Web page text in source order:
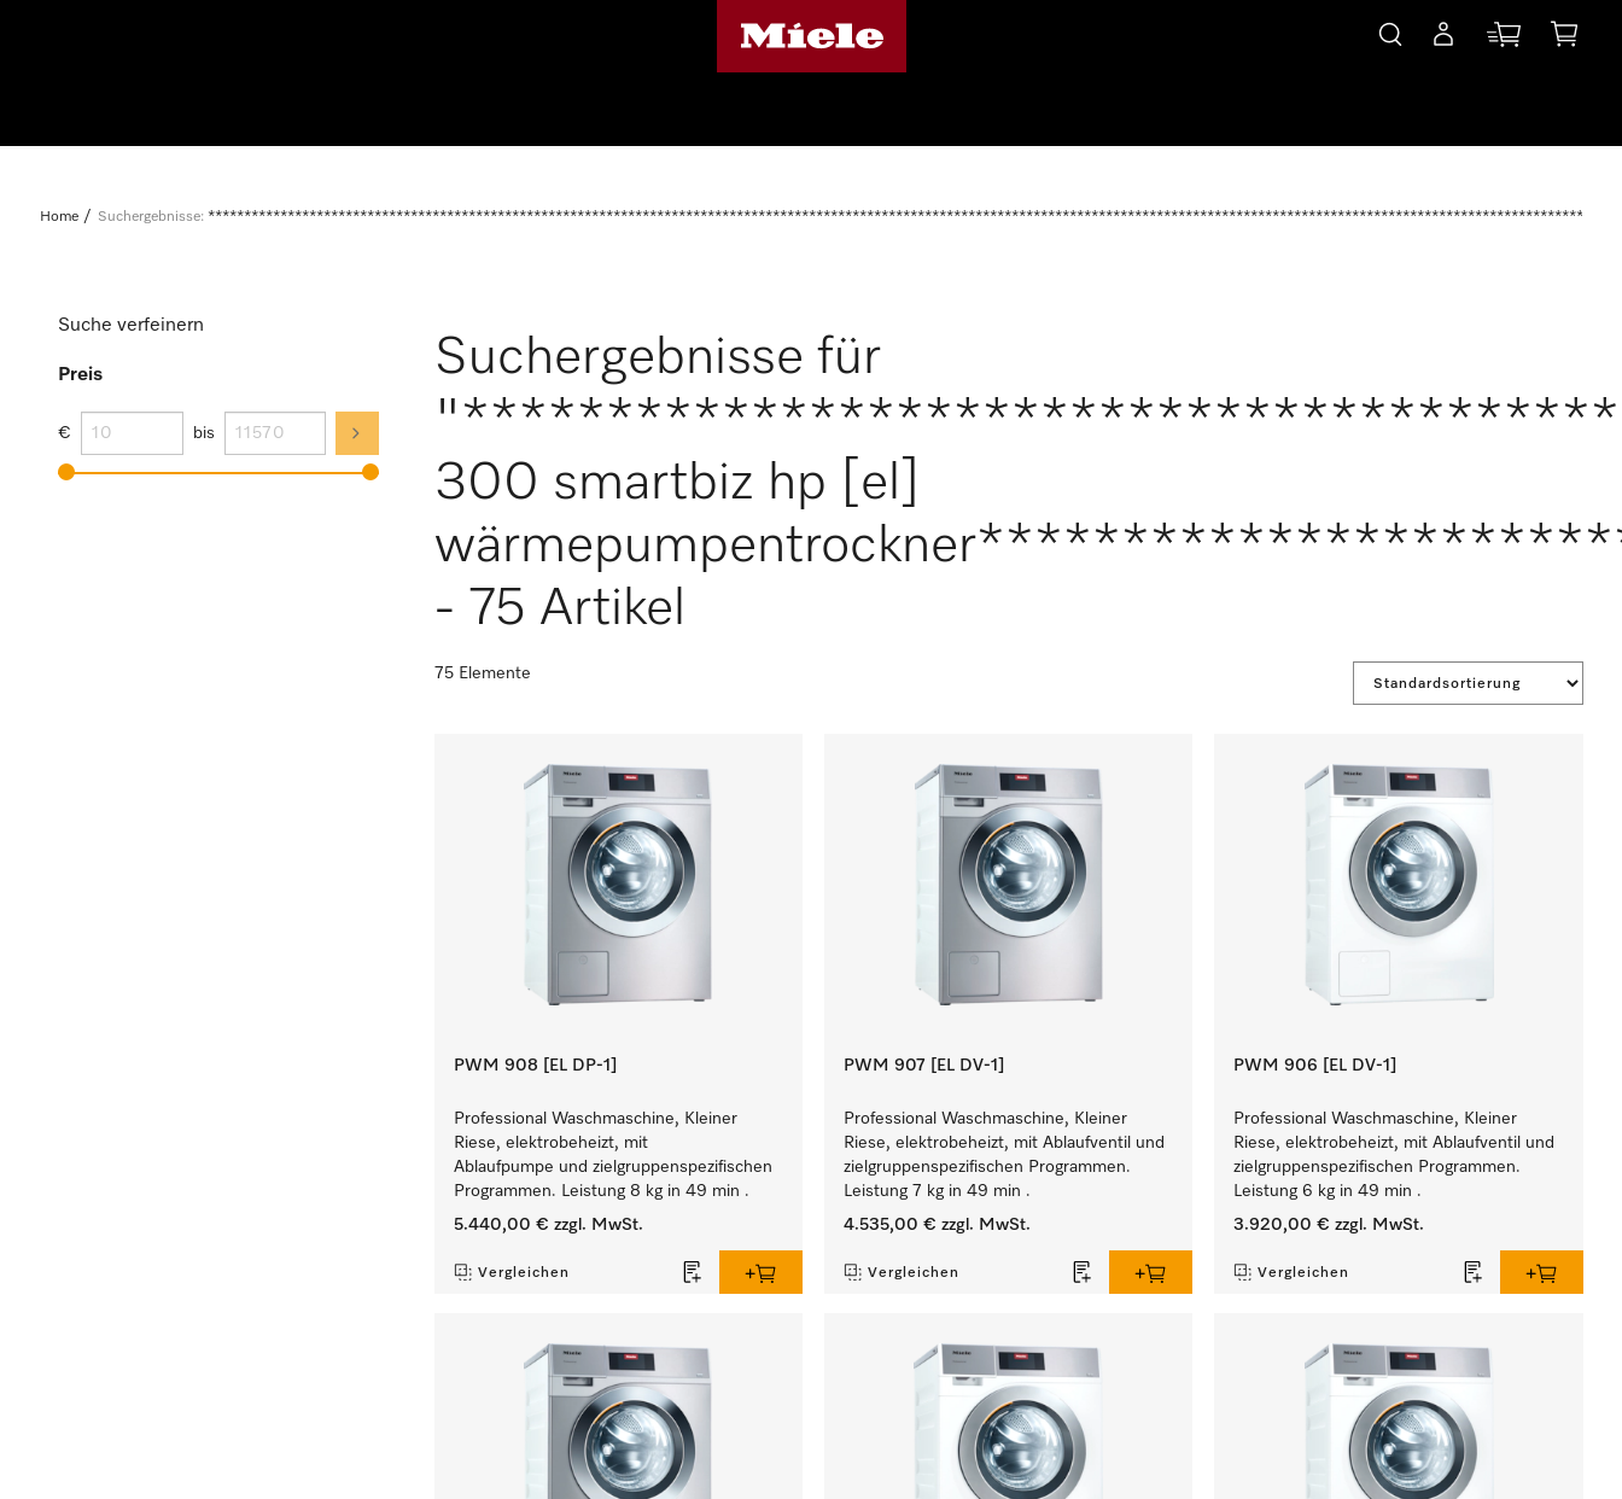
Home Suchergebnisse:
Suche verfeinern
Preis
€ bis
Suchergebnisse für
300 smartbiz hp [el]
- 75 Artikel
75 Elemente
PWM 908 [EL DP-1]
Professional Waschmaschine, Kleiner
Riese, elektrobeheizt, mit
Ablaufpumpe und zielgruppenspezifischen
Programmen. Leistung 8 kg in 49 min .
5.440,00 € zzgl. MwSt.
Vergleichen
PWM 907 [EL DV-1]
Professional Waschmaschine, Kleiner
Riese, elektrobeheizt, mit Ablaufventil und
zielgruppenspezifischen Programmen.
Leistung 7 kg in 49 min .
4.535,00 € zzgl. MwSt.
Vergleichen
PWM 906 [EL DV-1]
Professional Waschmaschine, Kleiner
Riese, elektrobeheizt, mit Ablaufventil und
zielgruppenspezifischen Programmen.
Leistung 6 kg in 49 min .
3.920,00 € zzgl. MwSt.
Vergleichen